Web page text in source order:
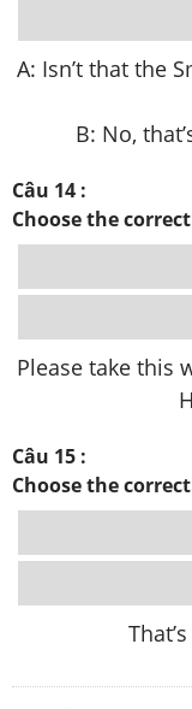
A: Isn’t that the
B: No,
Câu 14 :
Choose the
Please take this
Câu 15 :
Choose the